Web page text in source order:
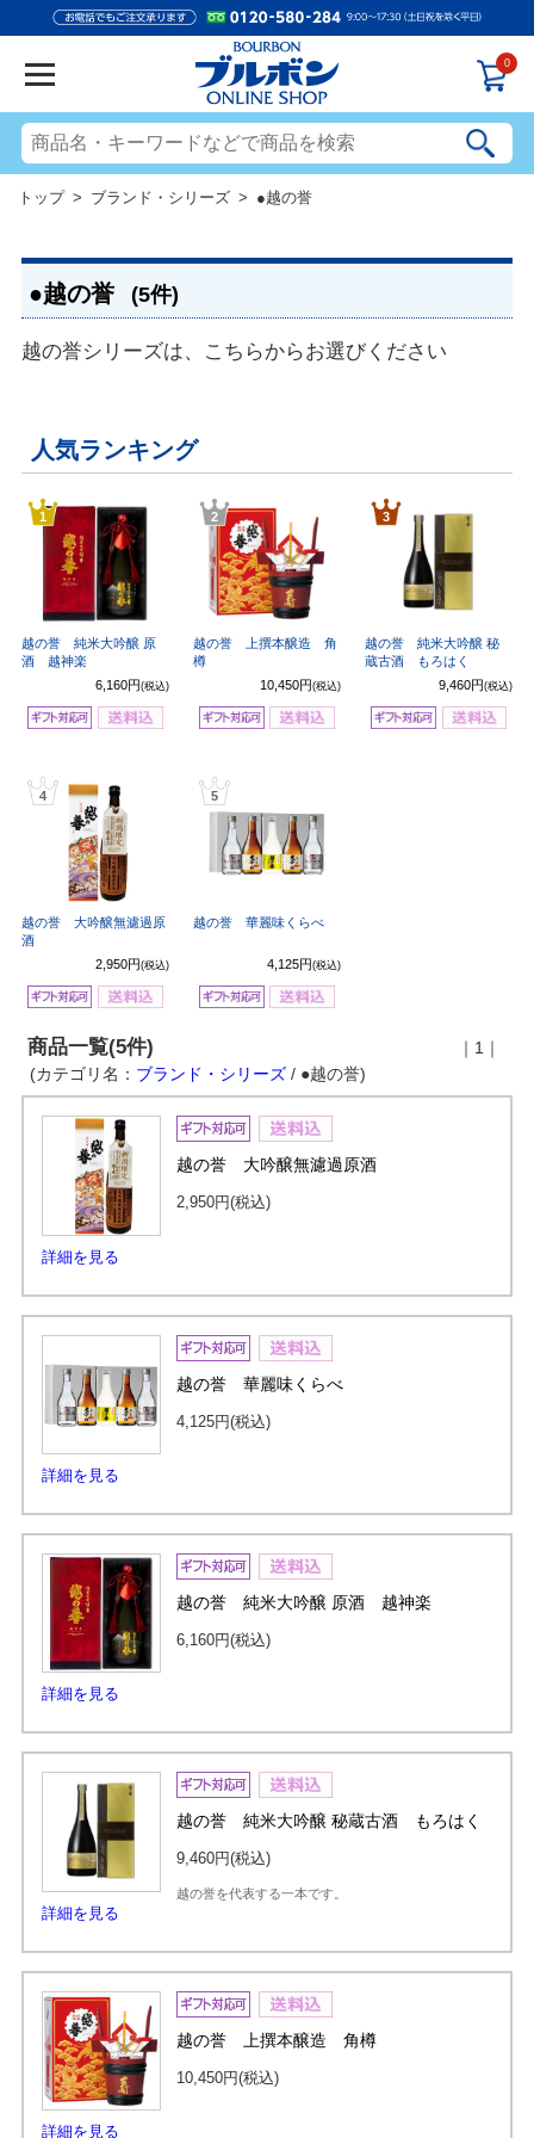
0
トップ> ブランド・シリーズ > ●越の誉
●越の誉 (5件)
越の誉シリーズは、こちらからお選びください
人気ランキング
1
越の誉 純米大吟醸 原
酒 越神楽
6,160円 (税込)
2
越の誉 上撰本醸造 角
樽
10,450円 (税込)
3
越の誉 純米大吟醸 秘
蔵古酒 もろはく
9,460円(税込)
4
越の誉 大吟醸無濾過原
酒
2,950円 (税込)
5
越の誉 華麗味くらべ
4,125円 (税込)
商品一覧(5件)
｜1｜
(カテゴリ名： ブランド・シリーズ/ ●越の誉)
詳細を見る
越の誉 大吟醸無濾過原酒
2,950円(税込)
詳細を見る
越の誉 華麗味くらべ
4,125円(税込)
詳細を見る
越の誉 純米大吟醸 原酒 越神楽
6,160円(税込)
詳細を見る
越の誉 純米大吟醸 秘蔵古酒 もろはく
9,460円(税込)
越の誉を代表する一本です。
詳細を見る
越の誉 上撰本醸造 角樽
10,450円(税込)